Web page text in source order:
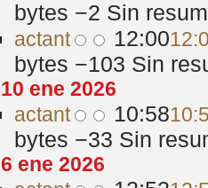
bytes −2 Sin
actant 12:00
bytes −103 Sin
10 ene 2026
actant 10:58
bytes −33 Sin
6 ene 2026